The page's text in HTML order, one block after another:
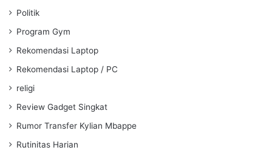
Politik
Program Gym
Rekomendasi Laptop
Rekomendasi Laptop / PC
religi
Review Gadget Singkat
Rumor Transfer Kylian Mbappe
Rutinitas Harian